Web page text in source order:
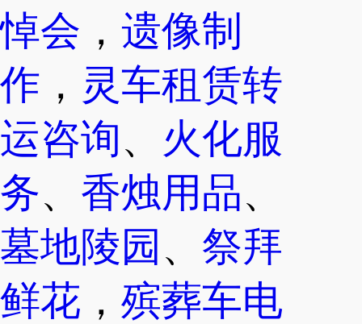
悼会 ， 遗像制
作 ， 灵车租赁转
运咨询、 火化服
务、 香烛用品、
墓地陵园 、 祭拜
鲜花 ， 殡葬车电